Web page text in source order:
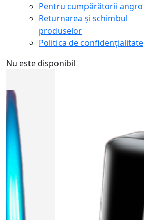
Pentru cumpărătorii angro
Returnarea și schimbul
produselor
Politica de confidențialitate
Nu este disponibil